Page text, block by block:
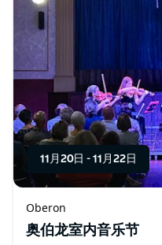
11月20日 - 11月22日
Oberon
奥伯龙室内音乐节